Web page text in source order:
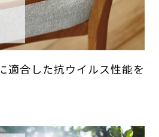
適合した抗ウイルス性能を